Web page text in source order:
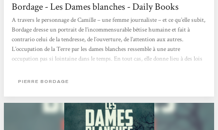
Bordage - Les Dames blanches - Daily Books
A travers le personnage de Camille – une femme journaliste – et ce qu’elle subit,
Bordage dresse un portrait de l’incommensurable bêtise humaine et fait à
contrario celui de la tendresse, de l’ouverture, de l’attention aux autres.
L’occupation de la Terre par les dames blanches ressemble à une autre
occupation pas si lointaine dans le temps. En tout cas, elle donne lieu à des lois
vraiment pessimiste. Bordage offre à certains personnages la possibilité de se
PIERRE BORDAGE